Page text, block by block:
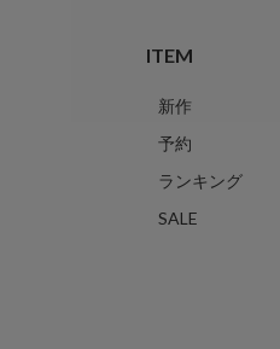
ITEM
新作
予約
ランキング
SALE